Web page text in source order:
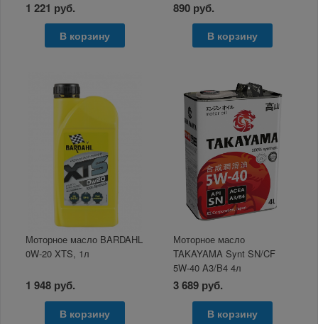
1л
1 221 руб.
В корзину
1л
890 руб.
В корзину
Моторное масло BARDAHL
0W-20 XTS, 1л
1 948 руб.
В корзину
Моторное масло
TAKAYAMA Synt SN/CF
5W-40 A3/B4 4л
3 689 руб.
В корзину